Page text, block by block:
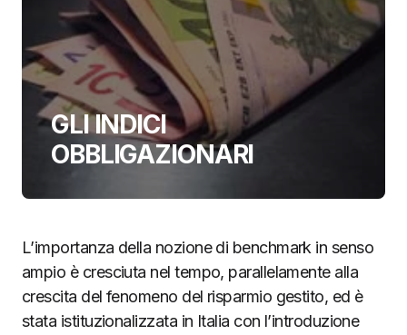
GLI INDICI
OBBLIGAZIONARI
L’importanza della nozione di benchmark in senso
ampio è cresciuta nel tempo, parallelamente alla
crescita del fenomeno del risparmio gestito, ed è
stata istituzionalizzata in Italia con l’introduzione